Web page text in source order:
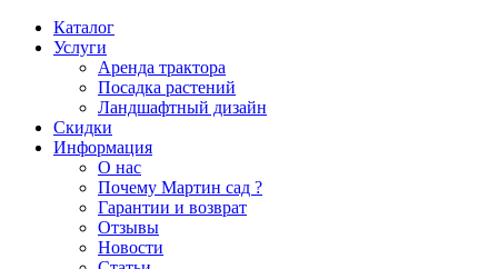
Каталог
Услуги
Аренда трактора
Посадка растений
Ландшафтный дизайн
Скидки
Информация
О нас
Почему Мартин сад ?
Гарантии и возврат
Отзывы
Новости